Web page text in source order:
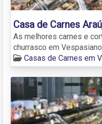
Casa de Carnes
As melhores carnes e
churrasco em
Casas de Carnes em